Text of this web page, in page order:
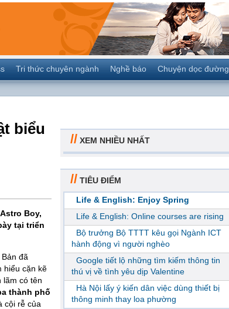
Tri thức chuyên ngành Nghề báo Chuyện dọc đường
biểu
Boy,
tại triển
đã
hiểu cặn kẽ
lãm có tên
thành phố
cội rễ của
// XEM NHIỀU NHẤT
// TIÊU ĐIỂM
Life & English: Enjoy Spring
Life & English: Online courses are rising
Bộ trưởng Bộ TTTT kêu gọi Ngành ICT
hành động vì người nghèo
Google tiết lộ những tìm kiếm thông tin
thú vị về tình yêu dịp Valentine
Hà Nội lấy ý kiến dân việc dùng thiết bị
thông minh thay loa phường